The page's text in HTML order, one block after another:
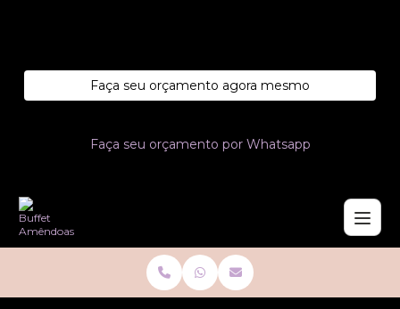
Faça seu orçamento agora mesmo
Faça seu orçamento por Whatsapp